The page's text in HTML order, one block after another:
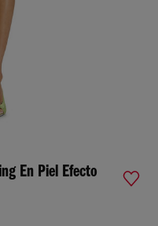
En Piel Efecto